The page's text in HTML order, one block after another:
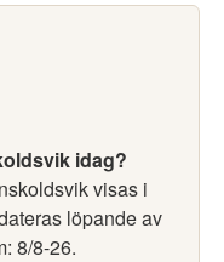
idag?
visas i
löpande av
8/8-26.